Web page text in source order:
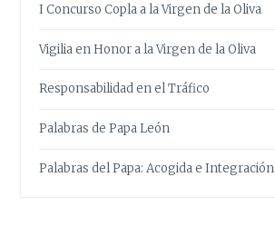
I Concurso Copla a la Virgen de la Oliva
Vigilia en Honor a la Virgen de la Oliva
Responsabilidad en el Tráfico
Palabras de Papa León
Palabras del Papa: Acogida e Integración